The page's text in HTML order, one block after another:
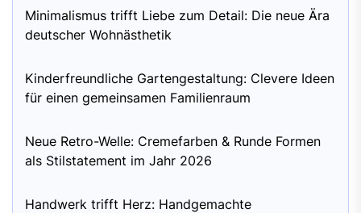
Minimalismus trifft Liebe zum Detail: Die neue Ära
deutscher Wohnästhetik
Kinderfreundliche Gartengestaltung: Clevere Ideen
für einen gemeinsamen Familienraum
Neue Retro-Welle: Cremefarben & Runde Formen
als Stilstatement im Jahr 2026
Handwerk trifft Herz: Handgemachte